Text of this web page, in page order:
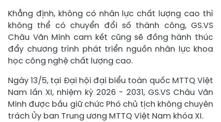
Khẳng định, không có nhân lực chất lượng cao thì
không thể có chuyển đổi số thành công, GS.VS
Châu Văn Minh cam kết cũng sẽ đồng hành thúc
đẩy chương trình phát triển nguồn nhân lực khoa
học công nghệ chất lượng cao.
Ngày 13/5, tại Đại hội đại biểu toàn quốc MTTQ Việt
Nam lần XI, nhiệm kỳ 2026 - 2031, GS.VS Châu Văn
Minh được bầu giữ chức Phó chủ tịch không chuyên
trách Ủy ban Trung ương MTTQ Việt Nam khóa XI.